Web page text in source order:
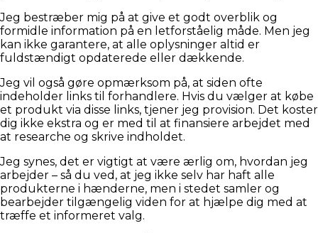
Jeg bestræber mig på at give et godt overblik og
formidle information på en letforståelig måde. Men jeg
kan ikke garantere, at alle oplysninger altid er
fuldstændigt opdaterede eller dækkende.
Jeg vil også gøre opmærksom på, at siden ofte
indeholder links til forhandlere. Hvis du vælger at købe
et produkt via disse links, tjener jeg provision. Det koster
dig ikke ekstra og er med til at finansiere arbejdet med
at researche og skrive indholdet.
Jeg synes, det er vigtigt at være ærlig om, hvordan jeg
arbejder – så du ved, at jeg ikke selv har haft alle
produkterne i hænderne, men i stedet samler og
bearbejder tilgængelig viden for at hjælpe dig med at
træffe et informeret valg.